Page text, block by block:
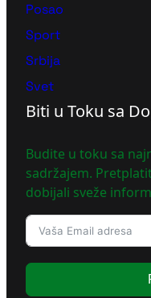
Posao
Sport
Srbija
Svet
Biti u Toku sa
Budite u toku sa
sadržajem.
dobijali sveže